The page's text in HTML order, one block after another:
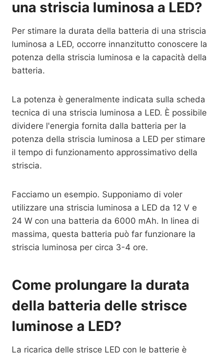
una striscia luminosa a LED?
Per stimare la durata della batteria di una striscia
luminosa a LED, occorre innanzitutto conoscere la
potenza della striscia luminosa e la capacità della
batteria.
La potenza è generalmente indicata sulla scheda
tecnica di una striscia luminosa a LED. È possibile
dividere l'energia fornita dalla batteria per la
potenza della striscia luminosa a LED per stimare
il tempo di funzionamento approssimativo della
striscia.
Facciamo un esempio. Supponiamo di voler
utilizzare una striscia luminosa a LED da 12 V e
24 W con una batteria da 6000 mAh. In linea di
massima, questa batteria può far funzionare la
striscia luminosa per circa 3-4 ore.
Come prolungare la durata
della batteria delle strisce
luminose a LED?
La ricarica delle strisce LED con le batterie è